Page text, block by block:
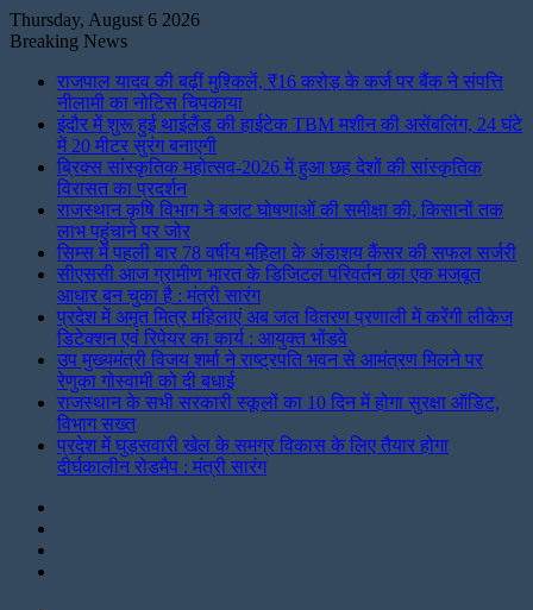
Thursday, August 6 2026
Breaking News
राजपाल यादव की बढ़ीं मुश्किलें, ₹16 करोड़ के कर्ज पर बैंक ने संपत्ति
नीलामी का नोटिस चिपकाया
इंदौर में शुरू हुई थाईलैंड की हाईटेक TBM मशीन की असेंबलिंग, 24 घंटे
में 20 मीटर सुरंग बनाएगी
ब्रिक्स सांस्कृतिक महोत्सव-2026 में हुआ छह देशों की सांस्कृतिक
विरासत का प्रदर्शन
राजस्थान कृषि विभाग ने बजट घोषणाओं की समीक्षा की, किसानों तक
लाभ पहुंचाने पर जोर
सिम्स में पहली बार 78 वर्षीय महिला के अंडाशय कैंसर की सफल सर्जरी
सीएससी आज ग्रामीण भारत के डिजिटल परिवर्तन का एक मजबूत
आधार बन चुका है : मंत्री सारंग
प्रदेश में अमृत मित्र महिलाएं अब जल वितरण प्रणाली में करेंगी लीकेज
डिटेक्शन एवं रिपेयर का कार्य : आयुक्त भोंडवे
उप मुख्यमंत्री विजय शर्मा ने राष्ट्रपति भवन से आमंत्रण मिलने पर
रेणुका गोस्वामी को दी बधाई
राजस्थान के सभी सरकारी स्कूलों का 10 दिन में होगा सुरक्षा ऑडिट,
विभाग सख्त
प्रदेश में घुड़सवारी खेल के समग्र विकास के लिए तैयार होगा
दीर्घकालीन रोडमैप : मंत्री सारंग